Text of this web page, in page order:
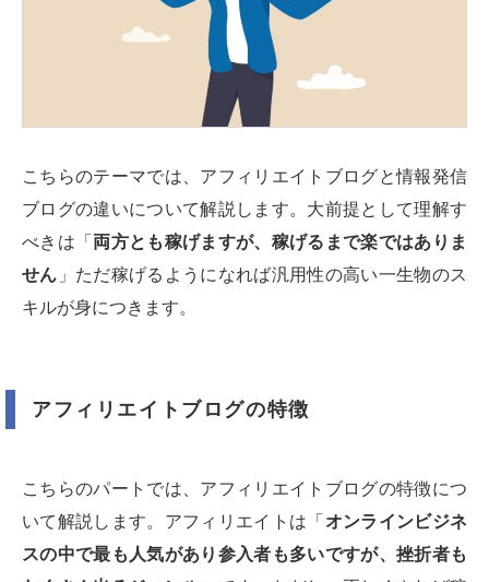
こちらのテーマでは、アフィリエイトブログと情報発信
ブログの違いについて解説します。大前提として理解す
べきは「 両方とも稼げますが、稼げるまで楽ではありま
せん 」ただ稼げるようになれば汎用性の高い一生物のス
キルが身につきます。
アフィリエイトブログの特徴
こちらのパートでは、アフィリエイトブログの特徴につ
いて解説します。アフィリエイトは「 オンラインビジネ
スの中で最も人気があり参入者も多いですが、挫折者も